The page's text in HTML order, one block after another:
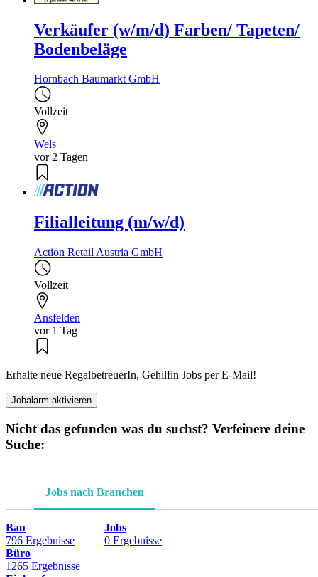
Verkäufer (w/m/d) Farben/ Tapeten/
Bodenbeläge
Hornbach Baumarkt GmbH
Vollzeit
Wels
vor 2 Tagen
Filialleitung (m/w/d)
Action Retail Austria GmbH
Vollzeit
Ansfelden
vor 1 Tag
Erhalte neue RegalbetreuerIn, Gehilfin Jobs per E-Mail!
Jobalarm aktivieren
Nicht das gefunden was du suchst? Verfeinere deine
Suche:
Jobs nach Branchen
Bau
796 Ergebnisse
Büro
1265 Ergebnisse
Jobs
0 Ergebnisse